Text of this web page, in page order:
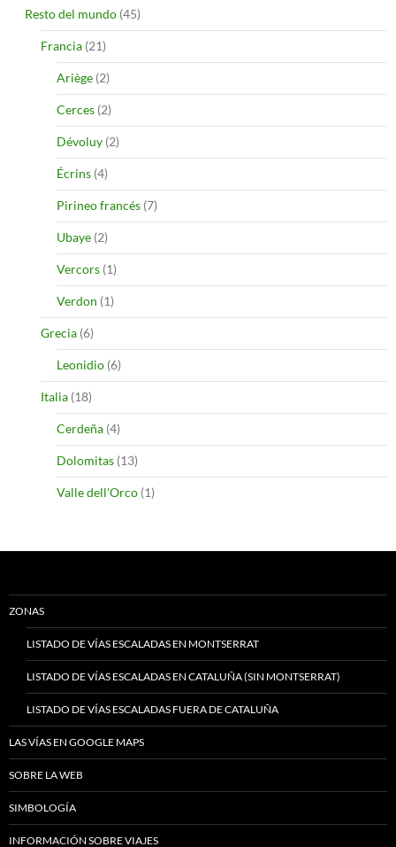
Resto del mundo (45)
Francia (21)
Ariège (2)
Cerces (2)
Dévoluy (2)
Écrins (4)
Pirineo francés (7)
Ubaye (2)
Vercors (1)
Verdon (1)
Grecia (6)
Leonidio (6)
Italia (18)
Cerdeña (4)
Dolomitas (13)
Valle dell'Orco (1)
ZONAS
LISTADO DE VÍAS ESCALADAS EN MONTSERRAT
LISTADO DE VÍAS ESCALADAS EN CATALUÑA (SIN MONTSERRAT)
LISTADO DE VÍAS ESCALADAS FUERA DE CATALUÑA
LAS VÍAS EN GOOGLE MAPS
SOBRE LA WEB
SIMBOLOGÍA
INFORMACIÓN SOBRE VIAJES